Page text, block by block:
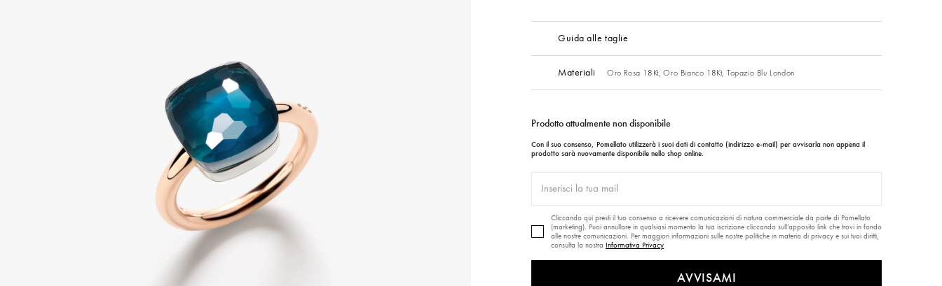
Guida alle taglie
Materiali Oro Rosa 18Kt, Oro Bianco 18Kt, Topazio Blu London
Prodotto attualmente non disponibile
Con il suo consenso, Pomellato utilizzerà i suoi dati di contatto (indirizzo e-mail) per avvisarla non appena il
prodotto sarà nuovamente disponibile nello shop online.
Cliccando qui presti il tuo consenso a ricevere comunicazioni di natura commerciale da parte di Pomellato
(marketing). Puoi annullare in qualsiasi momento la tua iscrizione cliccando sull’apposito link che trovi in fondo
alle nostre comunicazioni. Per maggiori informazioni sulle nostre politiche in materia di privacy e sui tuoi diritti,
consulta la nostra Informativa Privacy
AVVISAMI